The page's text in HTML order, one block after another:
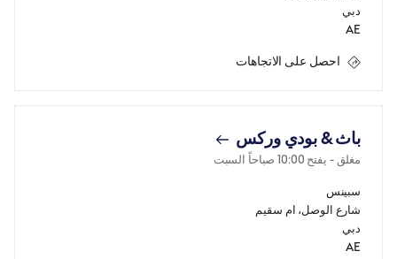
دبي
AE
احصل على الاتجاهات
باث & بودي وركس
مغلق - يفتح 10:00 صباحاً السبت
سبينس
شارع الوصل، ام سقيم
دبي
AE